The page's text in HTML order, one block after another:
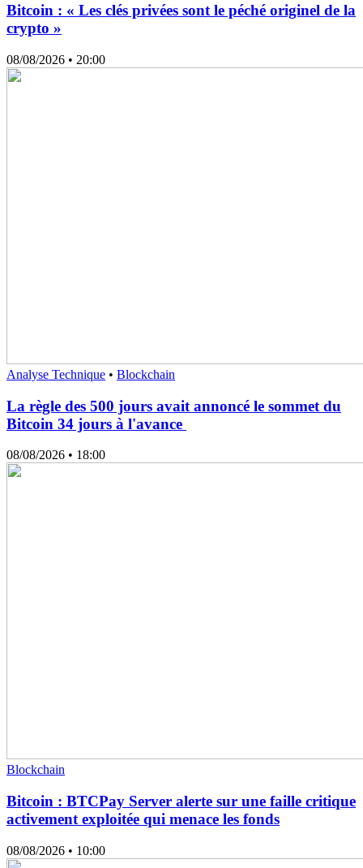
Bitcoin : « Les clés privées sont le péché originel de la
crypto »
08/08/2026 • 20:00
Analyse Technique • Blockchain
La règle des 500 jours avait annoncé le sommet du
Bitcoin 34 jours à l'avance
08/08/2026 • 18:00
Blockchain
Bitcoin : BTCPay Server alerte sur une faille critique
activement exploitée qui menace les fonds
08/08/2026 • 10:00